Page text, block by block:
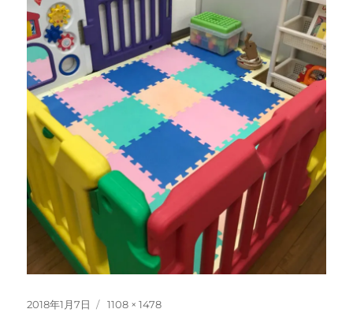
投
2018年1月7日
フ
1108 × 1478